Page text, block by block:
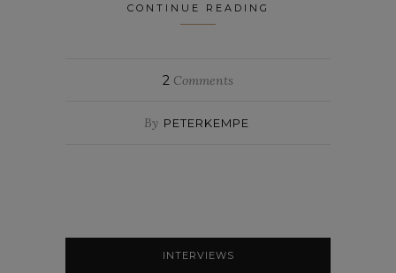
CONTINUE READING
2 Comments
By PETERKEMPE
INTERVIEWS